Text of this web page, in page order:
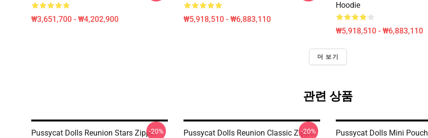
₩3,651,700 - ₩4,202,900 ₩5,918,510 - ₩6,883,110
Hoodie
₩5,918,510 - ₩6,883,110
더 보기
관련 상품
Pussycat Dolls Reunion Stars Zipper-20%
Pussycat Dolls Reunion Classic Zipper
-20% Pussycat Dolls Mini Pouch